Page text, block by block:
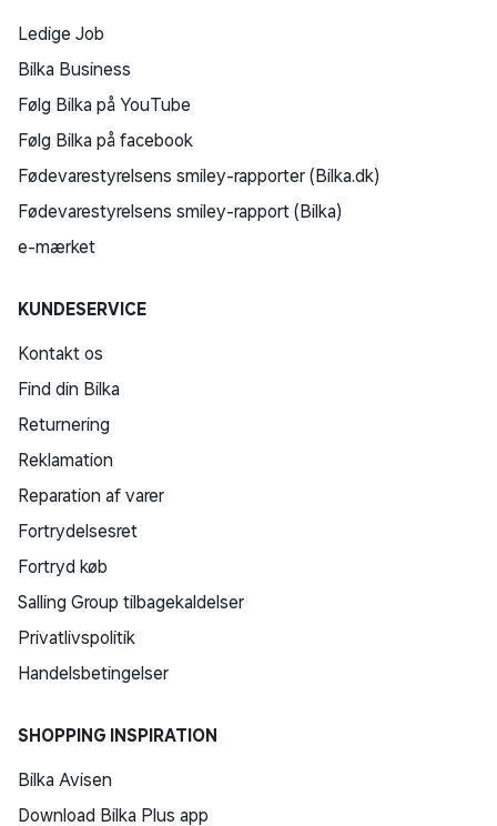
Ledige Job
Bilka Business
Følg Bilka på YouTube
Følg Bilka på facebook
Fødevarestyrelsens smiley-rapporter (Bilka.dk)
Fødevarestyrelsens smiley-rapport (Bilka)
e-mærket
KUNDESERVICE
Kontakt os
Find din Bilka
Returnering
Reklamation
Reparation af varer
Fortrydelsesret
Fortryd køb
Salling Group tilbagekaldelser
Privatlivspolitik
Handelsbetingelser
SHOPPING INSPIRATION
Bilka Avisen
Download Bilka Plus app